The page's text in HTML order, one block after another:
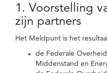
1. Voorstelling
zijn partners
Het Meldpunt is het
de Federale
Middenstand en